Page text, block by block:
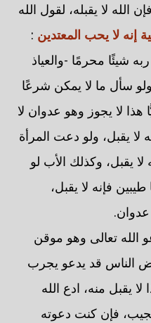
الله لا يقبله، لقول الله
إنه لا يحب المعتدين :
شيئًا محرمًا -والعياذ
ولو سأل ما لا يمكن شرعًا
هذا لا يجوز وهو عدوان لا
لا يقبل، ولو دعت المرأة
لا يقبل، وكذلك الأب لو
فإنه لا يقبل،
الله تعالى وهو موقن
بعض الناس قد يدعو يجرب
يقبل منه، ادع الله
فإن كنت دعوته